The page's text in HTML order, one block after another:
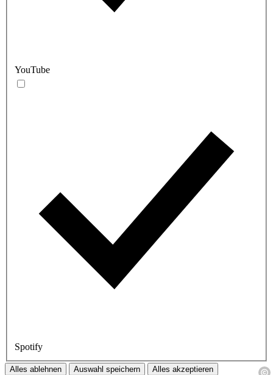
YouTube
Spotify
Alles ablehnen Auswahl speichern Alles akzeptieren